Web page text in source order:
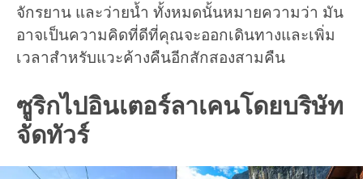
จักรยาน และว่ายน้ำ ทั้งหมดนั้นหมายความว่า มัน
อาจเป็นความคิดที่ดีที่คุณจะออกเดินทางและเพิ่ม
เวลาสำหรับแวะค้างคืนอีกสักสองสามคืน
ซูริกไปอินเตอร์ลาเคนโดยบริษัท
จัดทัวร์